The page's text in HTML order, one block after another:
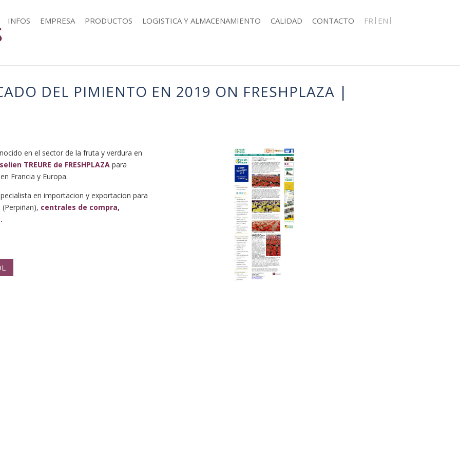
INFOS EMPRESA PRODUCTOS LOGISTICA Y ALMACENAMIENTO CALIDAD CONTACTO FR EN
DEL PIMIENTO EN 2019 ON FRESHPLAZA |
en el sector de la fruta y verdura en
TREURE de FRESHPLAZA para
Francia y Europa.
en importacion y exportacion para
centrales de compra,